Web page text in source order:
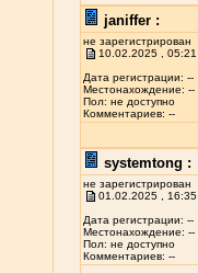
janiffer :
не зарегистрирован
10.02.2025 , 05:21
Дата регистрации: --
Местонахождение: --
Пол: не доступно
Комментариев: --
systemtong :
не зарегистрирован
01.02.2025 , 16:35
Дата регистрации: --
Местонахождение: --
Пол: не доступно
Комментариев: --